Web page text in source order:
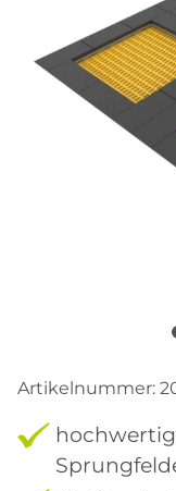
Artikelnummer: